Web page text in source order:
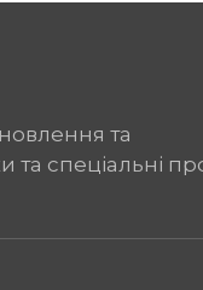
та
та спеціальні